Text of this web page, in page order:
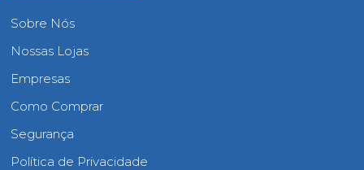
Sobre Nós
Nossas Lojas
Empresas
Como Comprar
Segurança
Política de Privacidade